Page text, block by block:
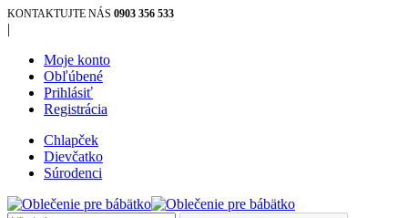
KONTAKTUJTE NÁS 0903 356 533
|
Moje konto
Obľúbené
Prihlásiť
Registrácia
Chlapček
Dievčatko
Súrodenci